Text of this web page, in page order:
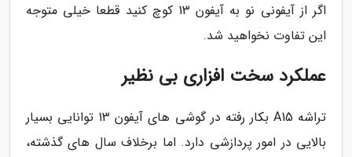
اگر از آیفونی نو به آیفون 13 کوچ کنید قطعا خیلی متوجه
این تفاوت نخواهید شد.
عملکرد سخت افزاری بی نظیر
تراشه A15 بکار رفته در گوشی های آیفون 13 توانایی بسیار
بالایی در امور پردازشی دارد. اما برخلاف سال های گذشته،